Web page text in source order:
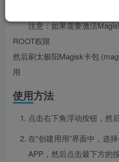
注意：如果需要激活
ROOT权限
然后刷太极阳Magisk卡包
用
使用方法
点击右下角浮动按钮，然后
在“创建用用”界面中，选
APP，然后点击最下方的按